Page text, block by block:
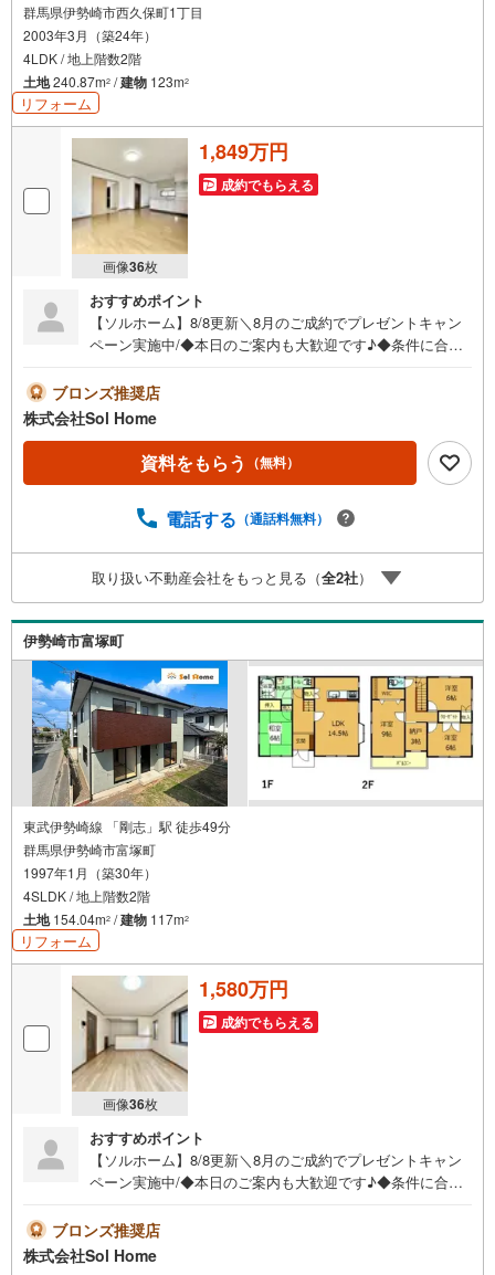
群馬県伊勢崎市西久保町1丁目
2003年3月（築24年）
4LDK / 地上階数2階
土地240.87m2 /建物 123m2
リフォーム
画像36枚
1,849万円
成約でもらえる
おすすめポイント
【ソルホーム】8/8更新＼8月のご成約でプレゼントキャン
ペーン実施中/◆本日のご案内も大歓迎です♪◆条件に合っ
欲しい、ローン相談をしたい、小さな疑問なども大歓迎で
す♪》＝＝＝＝＝＝＝＝＝＝＝＝＝＝＝＝＝＝＝＝＝＝＝
時間はお電話が繋がりやすくなっております。ぜひお気軽
にご連絡下さい！現地を見学される場合は「室内・現地を
だけますとスムーズにご案内が可能です。＝＝＝＝＝＝＝
ブロンズ推奨店
株式会社Sol Home
資料をもらう （無料）
電話する （通話料無料）
取り扱い不動産会社をもっと見る（全2社）
伊勢崎市富塚町
東武伊勢崎線 「剛志」駅 徒歩49分
群馬県伊勢崎市富塚町
1997年1月（築30年）
4SLDK / 地上階数2階
土地154.04m2 /建物 117m2
リフォーム
画像36枚
1,580万円
成約でもらえる
おすすめポイント
【ソルホーム】8/8更新＼8月のご成約でプレゼントキャン
ペーン実施中/◆本日のご案内も大歓迎です♪◆条件に合っ
欲しい、ローン相談をしたい、小さな疑問なども大歓迎で
す♪》＝＝＝＝＝＝＝＝＝＝＝＝＝＝＝＝＝＝＝＝＝＝＝
ブロンズ推奨店
株式会社Sol Home